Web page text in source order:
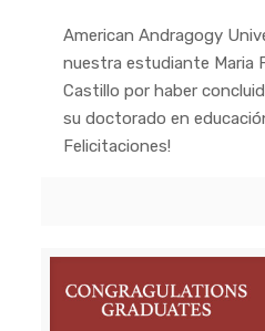
American Andragogy
nuestra estudiante Maria
Castillo por haber
su doctorado en
Felicitaciones!